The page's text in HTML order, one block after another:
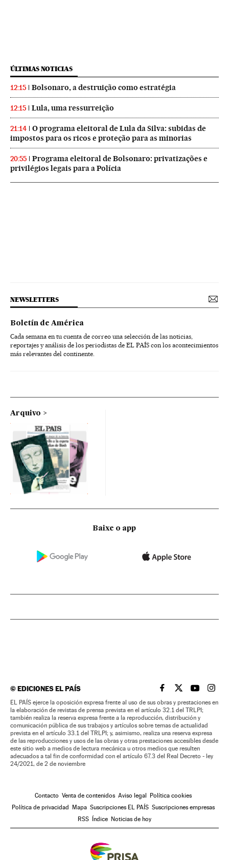
ÚLTIMAS NOTICIAS
12:15 Bolsonaro, a destruição como estratégia
12:15 Lula, uma ressurreição
21:14
O programa eleitoral de Lula da Silva: subidas de
impostos para os ricos e proteção para as minorias
20:55
Programa eleitoral de Bolsonaro: privatizações e
privilégios legais para a Polícia
NEWSLETTERS
Boletín de América
Cada semana en tu cuenta de correo una selección de las noticias,
reportajes y análisis de los periodistas de EL PAÍS con los acontecimientos
más relevantes del continente.
Arquivo
Baixe o app
©EDICIONES EL PAÍS EL PAÍS BRASIL EN
EL PAÍSEL PAÍS
EL
EL PAÍS ejerce la oposición expresa frente al uso de sus obras y prestaciones en
la elaboración de revistas de prensa prevista en el artículo 32.1 del TRLPI;
también realiza la reserva expresa frente a la reproducción, distribución y
comunicación pública de sus trabajos y artículos sobre temas de actualidad
prevista en el artículo 33.1 del TRLPI; y, asimismo, realiza una reserva expresa
de las reproducciones y usos de las obras y otras prestaciones accesibles desde
este sitio web a medios de lectura mecánica u otros medios que resulten
adecuados a tal fin de conformidad con el artículo 67.3 del Real Decreto - ley
24/2021, de 2 de noviembre
Contacto Venta de contenidos Aviso legal
Política cookies
Política de privacidad
Mapa Suscripciones EL PAÍS Suscripciones empresas
RSS
Índice Noticias de hoy